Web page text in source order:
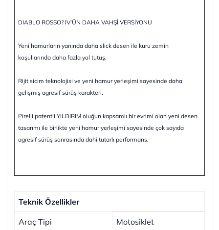
DIABLO ROSSO? IV'ÜN DAHA VAHŞİ VERSİYONU
Yeni hamurların yanında daha slick desen ile kuru zemin
koşullarında daha fazla yol tutuş.
Rijit sicim teknolojisi ve yeni hamur yerleşimi sayesinde daha
gelişmiş agresif sürüş karakteri.
Pirelli patentli YILDIRIM oluğun kapsamlı bir evrimi olan yeni desen
tasarımı ile birlikte yeni hamur yerleşimi sayesinde çok sayıda
agresif sürüş sonrasında dahi tutarlı performans.
Teknik Özellikler
Araç Tipi Motosiklet